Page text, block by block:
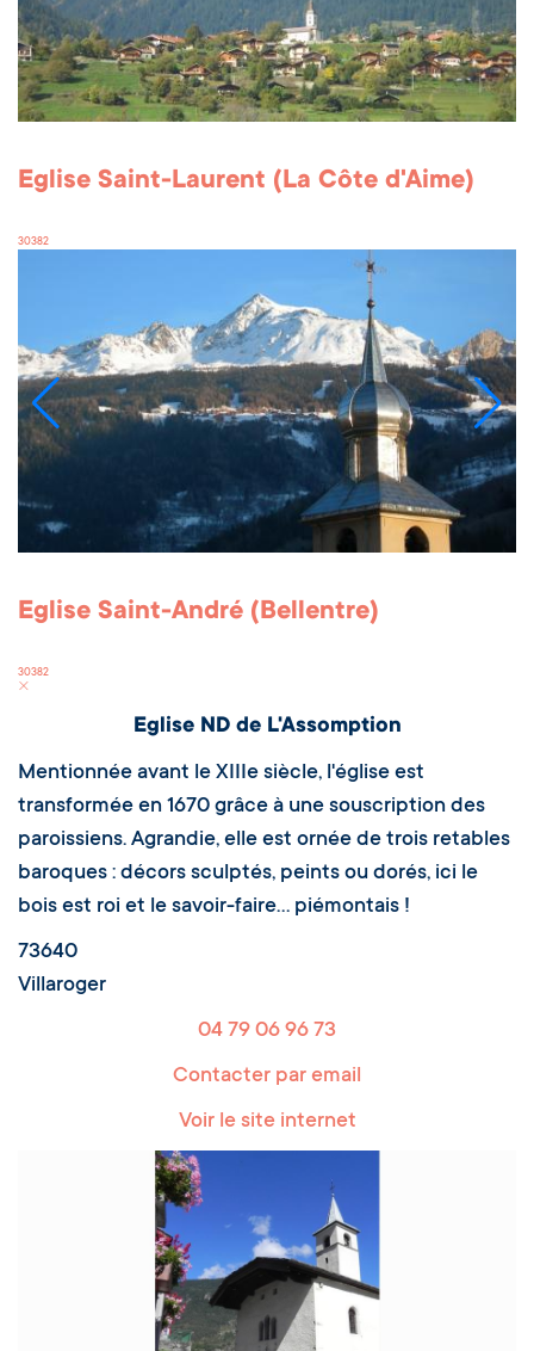
Eglise Saint-Laurent (La Côte d'Aime)
30382
Eglise Saint-André (Bellentre)
30382
Eglise ND de L'Assomption
Mentionnée avant le XIIIe siècle, l'église est
transformée en 1670 grâce à une souscription des
paroissiens. Agrandie, elle est ornée de trois retables
baroques : décors sculptés, peints ou dorés, ici le
bois est roi et le savoir-faire… piémontais !
73640
Villaroger
04 79 06 96 73
Contacter par email
Voir le site internet